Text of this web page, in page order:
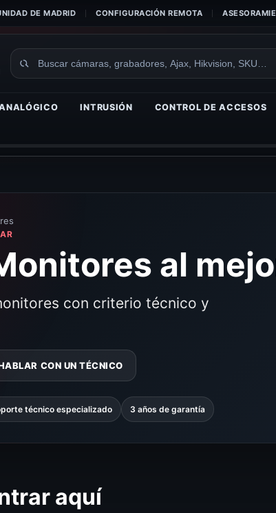
DE MADRID CONFIGURACIÓN REMOTA
Buscar
INTRUSIÓN CONTROL DE ACCESOS
al
con criterio técnico y
CON UN TÉCNICO
técnico especializado 3 años de garantía
aquí